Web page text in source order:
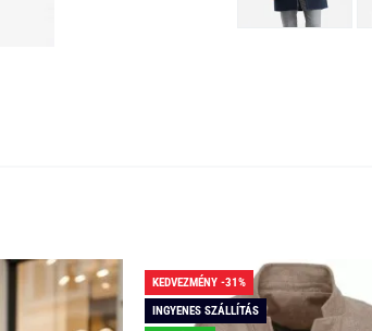
KEDVEZMÉNY -31%
INGYENES SZÁLLÍTÁS